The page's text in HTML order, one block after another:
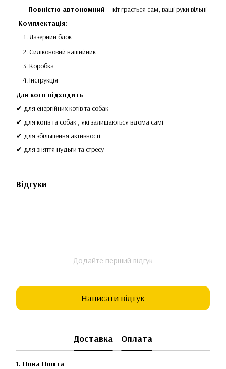
Повністю автономний — кіт грається сам, ваші руки вільні
Комплектація:
Лазерний блок
Силіконовий нашийник
Коробка
Інструкція
Для кого підходить
✔ для енергійних котів та собак
✔ для котів та собак , які залишаються вдома самі
✔ для збільшення активності
✔ для зняття нудьги та стресу
Відгуки
Додайте перший відгук
Написати відгук
Доставка Оплата
1. Нова Пошта